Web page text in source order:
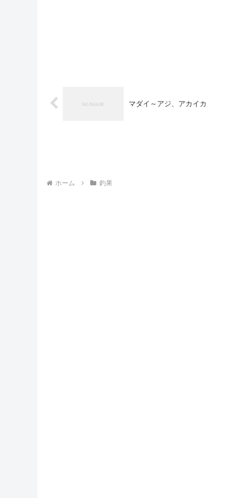
マダイ～アジ、アカイカ
ホーム 釣果